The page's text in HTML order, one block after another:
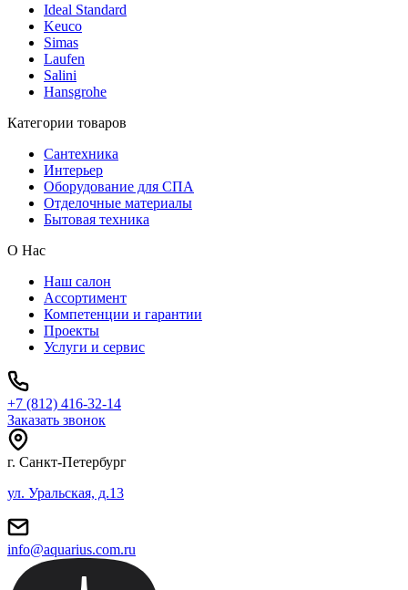
Ideal Standard
Keuco
Simas
Laufen
Salini
Hansgrohe
Категории товаров
Сантехника
Интерьер
Оборудование для СПА
Отделочные материалы
Бытовая техника
О Нас
Наш салон
Ассортимент
Компетенции и гарантии
Проекты
Услуги и сервис
+7 (812) 416-32-14
Заказать звонок
г. Санкт-Петербург
ул. Уральская, д.13
info@aquarius.com.ru